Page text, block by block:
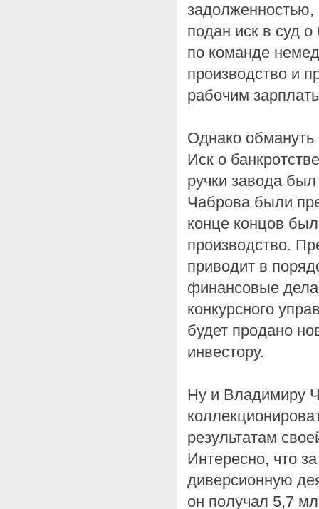
подан иск в суд
по команде
производство и
рабочим
Однако
Иск о
ручки завода
Чаброва были
конце концов
производство.
приводит в
финансовые
конкурсного
будет продано
инвестору.
Ну и Владимиру
результатам
Интересно, что
диверсионную
он получал 5,7